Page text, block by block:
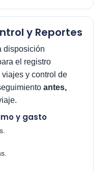
y Reportes
disposición
el registro
y control de
antes,
y gasto